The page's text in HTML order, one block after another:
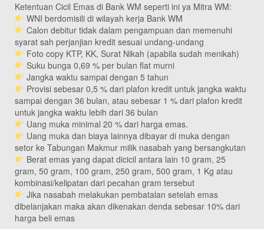
Ketentuan Cicil Emas di Bank WM seperti ini ya Mitra WM:
WNI berdomisili di wilayah kerja Bank WM
Calon debitur tidak dalam pengampuan dan memenuhi
syarat sah perjanjian kredit sesuai undang-undang
Foto copy KTP, KK, Surat Nikah (apabila sudah menikah)
Suku bunga 0,69 % per bulan flat murni
Jangka waktu sampai dengan 5 tahun
Provisi sebesar 0,5 % dari plafon kredit untuk jangka waktu
sampai dengan 36 bulan, atau sebesar 1 % dari plafon kredit
untuk jangka waktu lebih dari 36 bulan
Uang muka minimal 20 % dari harga emas.
Uang muka dan biaya lainnya dibayar di muka dengan
setor ke Tabungan Makmur milik nasabah yang bersangkutan
Berat emas yang dapat dicicil antara lain 10 gram, 25
gram, 50 gram, 100 gram, 250 gram, 500 gram, 1 Kg atau
kombinasi/kelipatan dari pecahan gram tersebut
Jika nasabah melakukan pembatalan setelah emas
dibelanjakan maka akan dikenakan denda sebesar 10% dari
harga beli emas